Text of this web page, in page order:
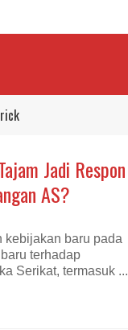
Jadi Respon
AS?
kebijakan baru pada
terhadap
Serikat, termasuk ...